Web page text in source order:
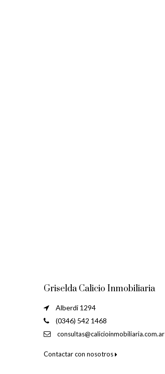
Griselda Calicio Inmobiliaria
Alberdi 1294
(0346) 542 1468
consultas@calicioinmobiliaria.com.ar
Contactar con nosotros